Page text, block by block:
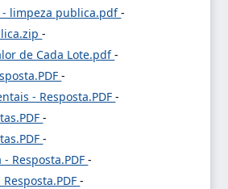
- limpeza publica.pdf-
-
de Cada Lote.pdf-
-
- Resposta.PDF-
-
-
Resposta.PDF-
-